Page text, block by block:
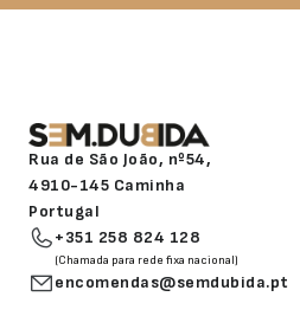
Rua de São João, nº54,
4910-145 Caminha
Portugal
+351 258 824 128
(Chamada para rede fixa nacional)
encomendas@semdubida.pt